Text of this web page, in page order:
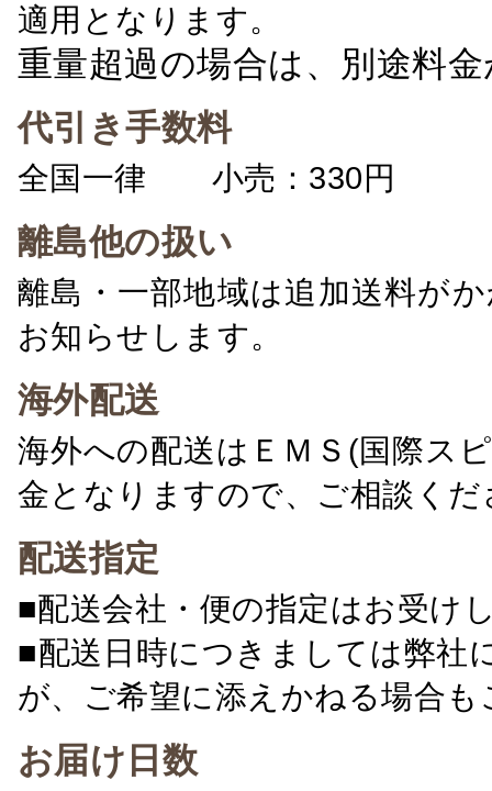
適用となります。
重量超過の場合は、別途料
代引き手数料
全国一律 小売：330円 卸
離島他の扱い
離島・一部地域は追加送料が
お知らせします。
海外配送
海外への配送はＥＭＳ(国際ス
金となりますので、ご相談くだ
配送指定
■配送会社・便の指定はお受け
■配送日時につきましては弊社
が、ご希望に添えかねる場合
お届け日数